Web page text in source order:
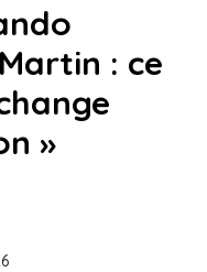
: ce
»